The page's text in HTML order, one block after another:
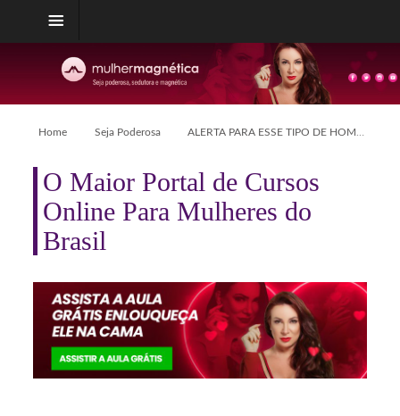
Home Seja Poderosa ALERTA PARA ESSE TIPO DE HOMEM
O Maior Portal de Cursos
Online Para Mulheres do
Brasil